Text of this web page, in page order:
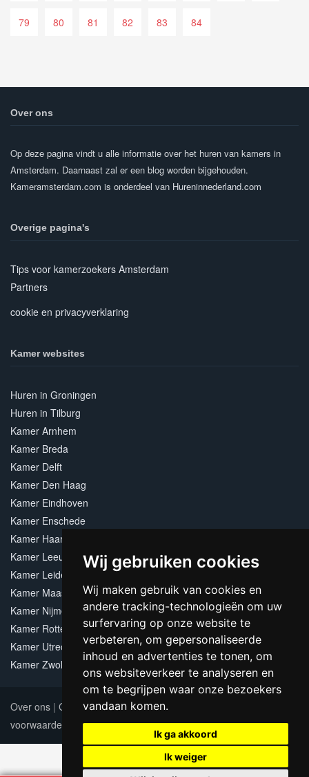
Wij gebruiken cookies
Wij maken gebruik van cookies en
andere tracking-technologieën om uw
surfervaring op onze website te
verbeteren, om gepersonaliseerde
inhoud en advertenties te tonen, om
ons websiteverkeer te analyseren en
om te begrijpen waar onze bezoekers
vandaan komen.
Ik ga akkoord
Ik weiger
79 80 81 82 83 84
Over ons
Op deze pagina vindt u alle informatie over het huren van kamers in
Amsterdam. Daarnaast zal er een blog worden bijgehouden.
Kameramsterdam.com is onderdeel van Hureninnederland.com
Overige pagina's
Tips voor kamerzoekers Amsterdam
Partners
cookie en privacyverklaring
Kamer websites
Huren in Groningen
Huren in Tilburg
Kamer Arnhem
Kamer Breda
Kamer Delft
Kamer Den Haag
Kamer Eindhoven
Kamer Enschede
Kamer Haarlem
Kamer Leeuwarden
Kamer Leiden
Kamer Maastricht
Kamer Nijmegen
Kamer Rotterdam
Kamer Utrecht
Kamer Zwolle
Over ons | Contact|Adverteren|Sitemap
voorwaarden
Update cookies preferences